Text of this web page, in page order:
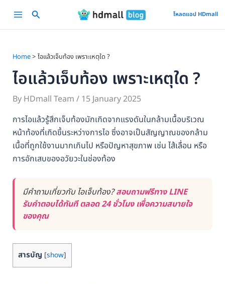
Main
โหลดแอป HDmall
Home ไอแล้วเจ็บท้อง เพราะเหตุใด ?
ไอแล้วเจ็บท้อง เพราะเหตุใด ?
By HDmall Team / 15 January 2025
การไอแล้วรู้สึกเจ็บท้องมักเกิดจากแรงดันในกล้ามเนื้อบริเวณ
หน้าท้องที่เกิดขึ้นระหว่างการไอ ซึ่งอาจเป็นสัญญาณของกล้าม
เนื้อที่ถูกใช้งานมากเกินไป หรือปัญหาสุขภาพ เช่น ไส้เลื่อน หรือ
การอักเสบของอวัยวะในช่องท้อง
มีคำถามเกี่ยวกับ ไอเจ็บท้อง?สอบถามฟรีทาง LINE
รับคำตอบได้ทันที ตลอด 24 ชั่วโมง เพื่อความสบายใจ
ของคุณ
สารบัญ [show]